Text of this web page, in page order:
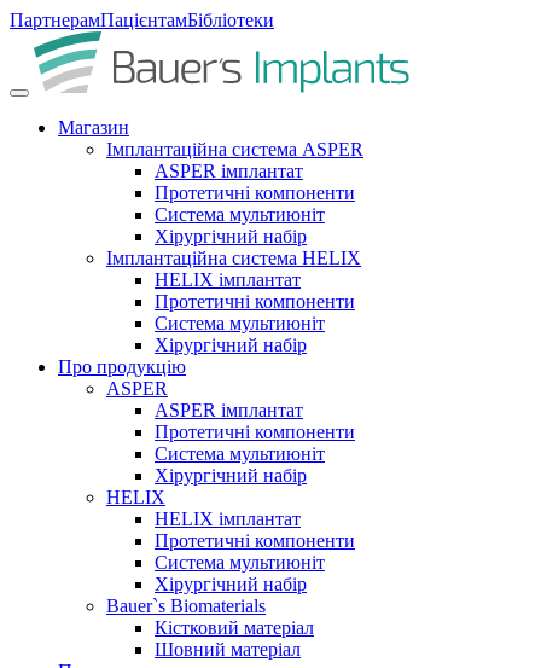
ПартнерамПацієнтамБібліотеки
Магазин
Імплантаційна система ASPER
ASPER імплантат
Протетичні компоненти
Система мультиюніт
Хірургічний набір
Імплантаційна система HELIX
HELIX імплантат
Протетичні компоненти
Система мультиюніт
Хірургічний набір
Про продукцію
ASPER
ASPER імплантат
Протетичні компоненти
Система мультиюніт
Хірургічний набір
HELIX
HELIX імплантат
Протетичні компоненти
Система мультиюніт
Хірургічний набір
Bauer`s Biomaterials
Кістковий матеріал
Шовний матеріал